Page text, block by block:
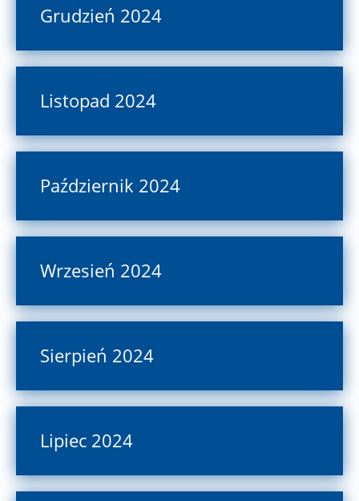
Grudzień 2024
Listopad 2024
Październik 2024
Wrzesień 2024
Sierpień 2024
Lipiec 2024